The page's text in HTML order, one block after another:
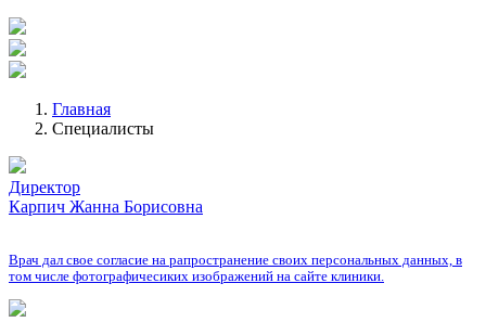
Главная
Специалисты
Директор
Карпич Жанна Борисовна
Врач дал свое согласие на рапространение своих персональных данных, в
том числе фотографичесиких изображений на сайте клиники.